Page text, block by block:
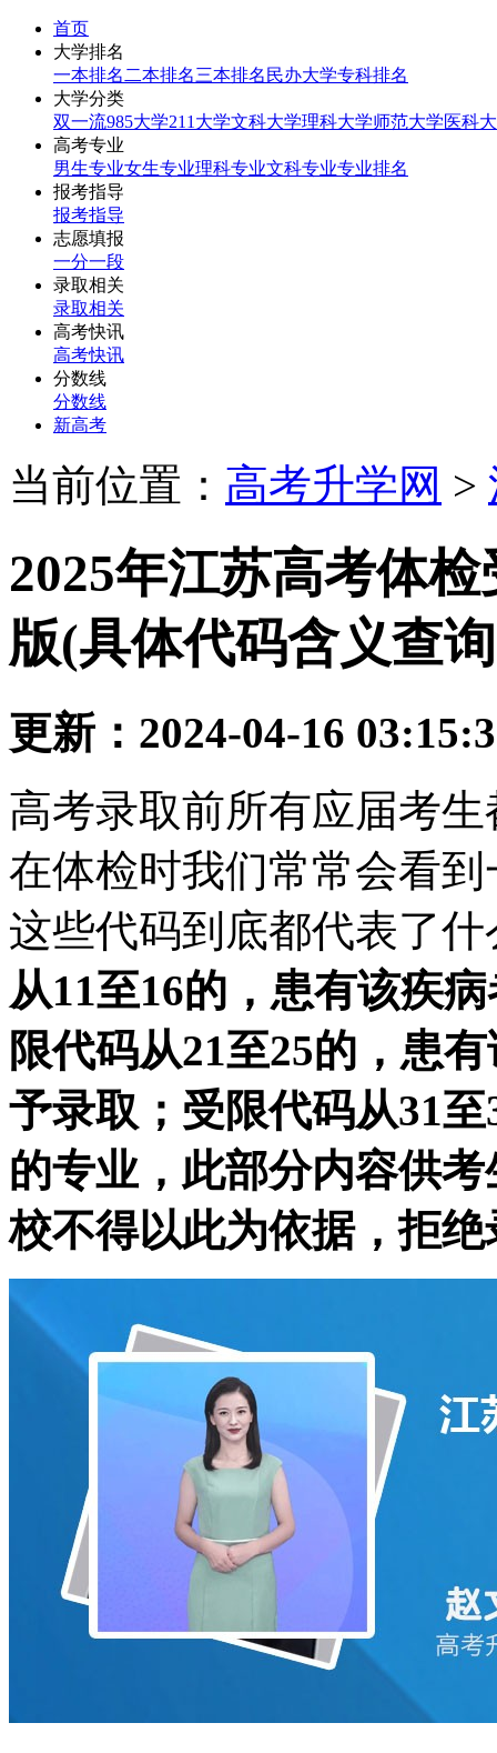
首页
大学排名
一本排名 二本排名三本排名 民办大学专科排名
大学分类
双一流985大学211大学文科大学理科大学师范大学医科
高考专业
男生专业女生专业理科专业文科专业专业排名
报考指导
报考指导
志愿填报
一分一段
录取相关
录取相关
高考快讯
高考快讯
分数线
分数线
新高考
当前位置： 高考升学网 >
2025年江苏高考体
版(具体代码含义查
更新：2024-04-16
高考录取前所有应届考
在体检时我们常常会看
这些代码到底都代表了
从11至16的，患有该疾
限代码从21至25的，患
予录取；受限代码从31
的专业，此部分内容供
校不得以此为依据，拒